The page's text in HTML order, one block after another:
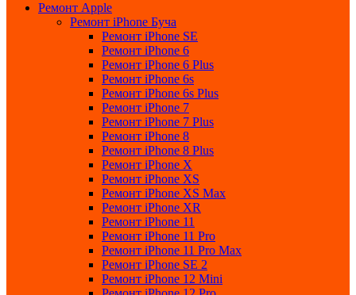
Ремонт Apple
Ремонт iPhone Буча
Ремонт iPhone SE
Ремонт iPhone 6
Ремонт iPhone 6 Plus
Ремонт iPhone 6s
Ремонт iPhone 6s Plus
Ремонт iPhone 7
Ремонт iPhone 7 Plus
Ремонт iPhone 8
Ремонт iPhone 8 Plus
Ремонт iPhone X
Ремонт iPhone XS
Ремонт iPhone XS Max
Ремонт iPhone XR
Ремонт iPhone 11
Ремонт iPhone 11 Pro
Ремонт iPhone 11 Pro Max
Ремонт iPhone SE 2
Ремонт iPhone 12 Mini